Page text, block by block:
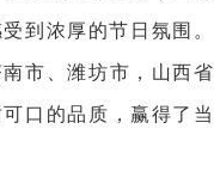
到浓厚的节日氛围。
市、潍坊市，山西省
口的品质，赢得了当